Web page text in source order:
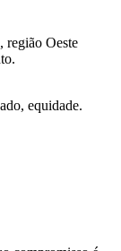
região Oeste
equidade.